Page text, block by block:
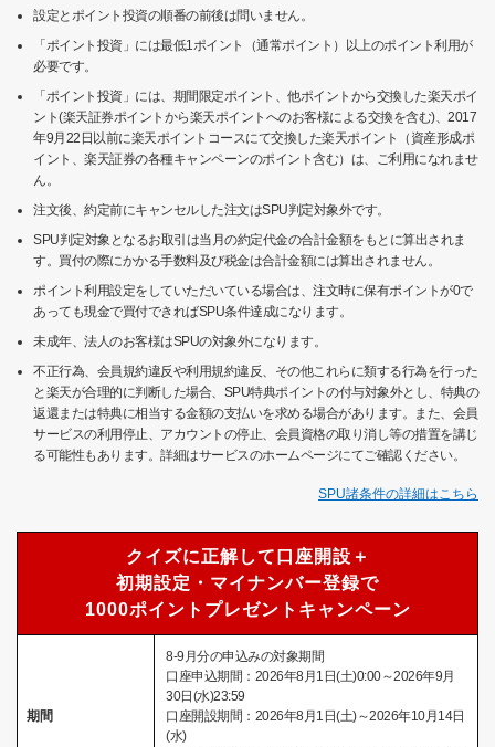
設定とポイント投資の順番の前後は問いません。
「ポイント投資」には最低1ポイント（通常ポイント）以上のポイント利用が
必要です。
「ポイント投資」には、期間限定ポイント、他ポイントから交換した楽天ポイ
ント(楽天証券ポイントから楽天ポイントへのお客様による交換を含む)、2017
年9月22日以前に楽天ポイントコースにて交換した楽天ポイント（資産形成ポ
イント、楽天証券の各種キャンペーンのポイント含む）は、ご利用になれませ
ん。
注文後、約定前にキャンセルした注文はSPU判定対象外です。
SPU判定対象となるお取引は当月の約定代金の合計金額をもとに算出されま
す。買付の際にかかる手数料及び税金は合計金額には算出されません。
ポイント利用設定をしていただいている場合は、注文時に保有ポイントが0で
あっても現金で買付できればSPU条件達成になります。
未成年、法人のお客様はSPUの対象外になります。
不正行為、会員規約違反や利用規約違反、その他これらに類する行為を行った
と楽天が合理的に判断した場合、SPU特典ポイントの付与対象外とし、特典の
返還または特典に相当する金額の支払いを求める場合があります。また、会員
サービスの利用停止、アカウントの停止、会員資格の取り消し等の措置を講じ
る可能性もあります。詳細はサービスのホームページにてご確認ください。
SPU諸条件の詳細はこちら
クイズに正解して口座開設＋
初期設定・マイナンバー登録で
1000ポイントプレゼントキャンペーン
期間
8-9月分の申込みの対象期間
口座申込期間：2026年8月1日(土)0:00～2026年9月
30日(水)23:59
口座開設期間：2026年8月1日(土)～2026年10月14日
(水)